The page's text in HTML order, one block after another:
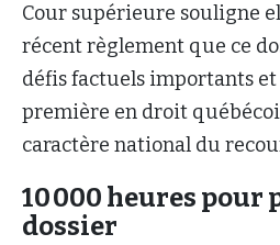
Cour supérieure souligne
récent règlement que ce
défis factuels importants
première en droit
caractère national du
10 000 heures pour
dossier